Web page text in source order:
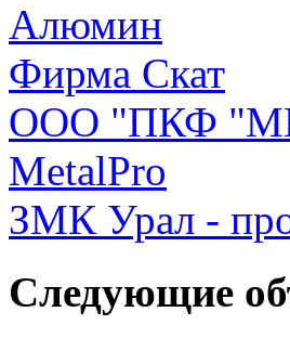
Алюмин
Фирма Скат
ООО "ПКФ
MetalPro
ЗМК Урал -
Следующие